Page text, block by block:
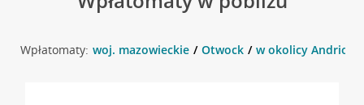
Wpłatomaty: woj. mazowieckie Otwock w okolicy